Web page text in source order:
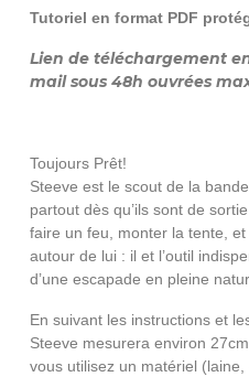
Tutoriel en format PDF
Lien de téléchargement
mail sous 48h ouvrées
Toujours Prêt!
Steeve est le scout de la
partout dès qu’ils sont de
faire un feu, monter la tente,
autour de lui : il et l’outil
d’une escapade en pleine
En suivant les instructions et
Steeve mesurera environ
vous utilisez un matériel